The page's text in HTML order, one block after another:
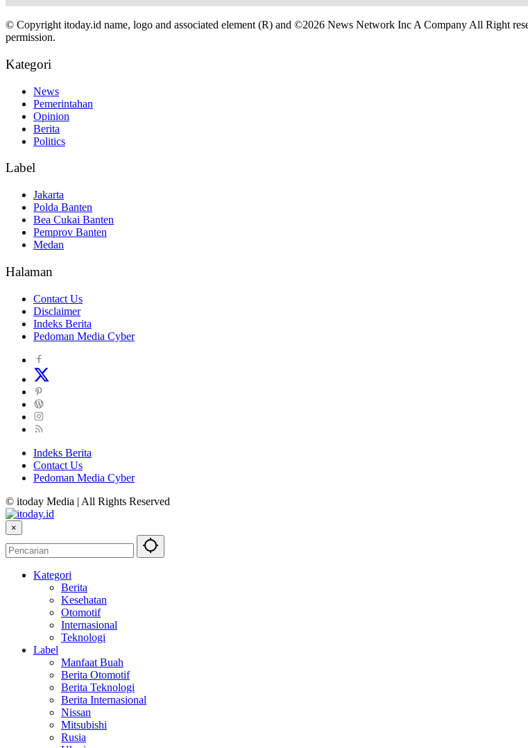
© Copyright itoday.id name, logo and associated element (R) and ©2026 News Network Inc A Company All Right
permission.
Kategori
News
Pemerintahan
Opinion
Berita
Politics
Label
Jakarta
Polda Banten
Bea Cukai Banten
Pemprov Banten
Medan
Halaman
Contact Us
Disclaimer
Indeks Berita
Pedoman Media Cyber
Indeks Berita
Contact Us
Pedoman Media Cyber
© itoday Media | All Rights Reserved
×
Kategori
Berita
Kesehatan
Otomotif
Internasional
Teknologi
Label
Manfaat Buah
Berita Otomotif
Berita Teknologi
Berita Internasional
Nissan
Mitsubishi
Rusia